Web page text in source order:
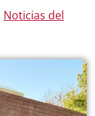
Noticias del